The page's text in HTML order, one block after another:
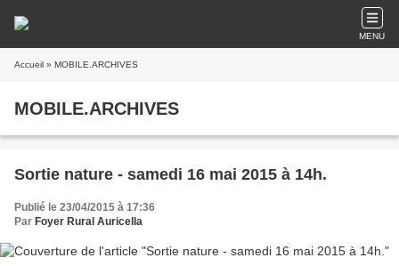
MENU
Accueil » MOBILE.ARCHIVES
MOBILE.ARCHIVES
Sortie nature - samedi 16 mai 2015 à 14h.
Publié le 23/04/2015 à 17:36
Par Foyer Rural Auricella